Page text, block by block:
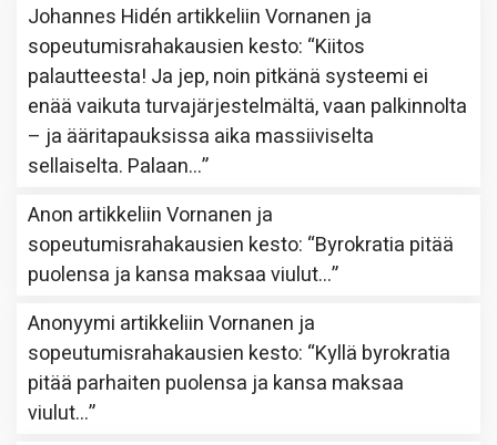
Johannes Hidén artikkeliinVornanen ja
sopeutumisrahakausien kesto: “Kiitos
palautteesta! Ja jep, noin pitkänä systeemi ei
enää vaikuta turvajärjestelmältä, vaan palkinnolta
– ja ääritapauksissa aika massiiviselta
sellaiselta. Palaan…”
Anon artikkeliinVornanen ja
sopeutumisrahakausien kesto: “Byrokratia pitää
puolensa ja kansa maksaa viulut…”
Anonyymi artikkeliinVornanen ja
sopeutumisrahakausien kesto: “Kyllä byrokratia
pitää parhaiten puolensa ja kansa maksaa
viulut…”